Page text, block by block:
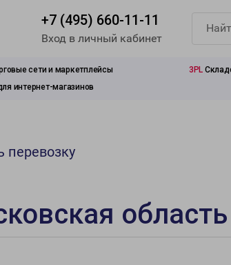
+7 (495) 660-11-11
Вход в личный кабинет
сети и маркетплейсы 3PL
интернет-магазинов
перевозку
область